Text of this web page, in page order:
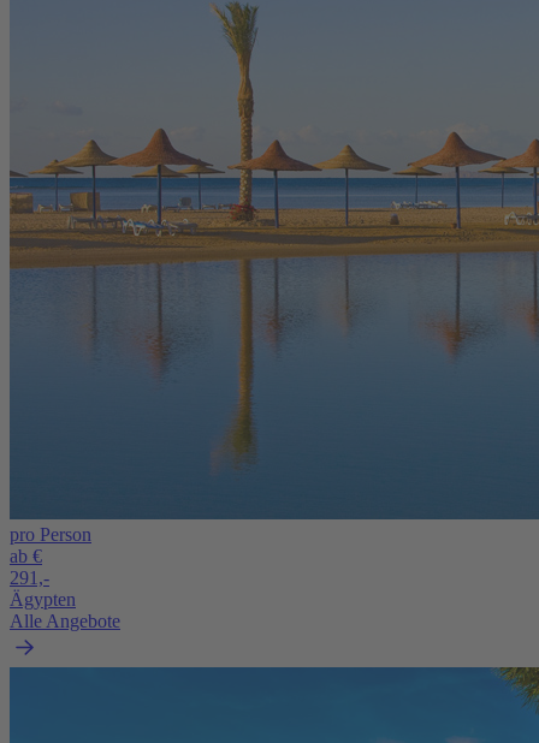
pro Person
ab €
291,-
Ägypten
Alle Angebote